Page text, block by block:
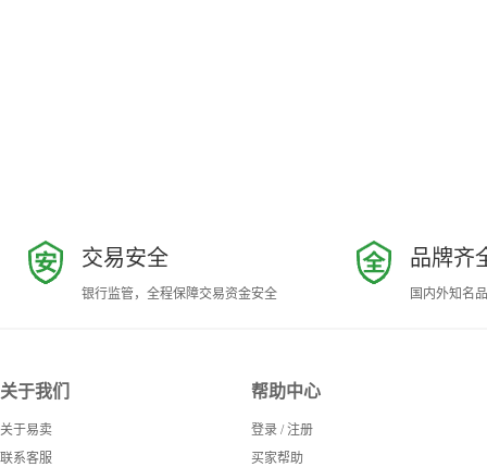
交易安全
银行监管，全程保障交易资金安全
品牌齐
国内外知名
关于我们
关于易卖
联系客服
帮助中心
登录 / 注册
买家帮助